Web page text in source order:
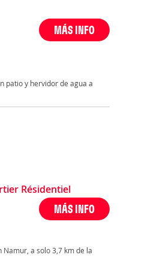
MÁS INFO
patio y hervidor de agua a
Résidentiel
MÁS INFO
a solo 3,7 km de la